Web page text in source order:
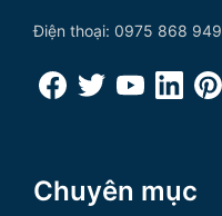
Điện thoại: 0975 868 949
Chuyên mục